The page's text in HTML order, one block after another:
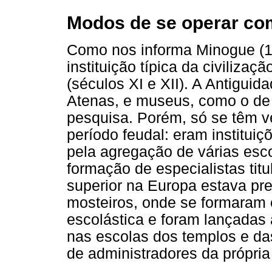
Modos de se operar
Como nos informa Minogue
instituição típica da
(séculos XI e XII). A
Atenas, e museus, como o
pesquisa. Porém, só se têm
período feudal: eram
pela agregação de várias
formação de especialistas
superior na Europa estava
mosteiros, onde se
escolástica e foram
nas escolas dos templos e
de administradores da